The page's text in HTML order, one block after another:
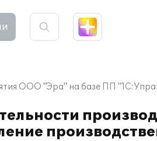
ООО "Эра" на базе ПП